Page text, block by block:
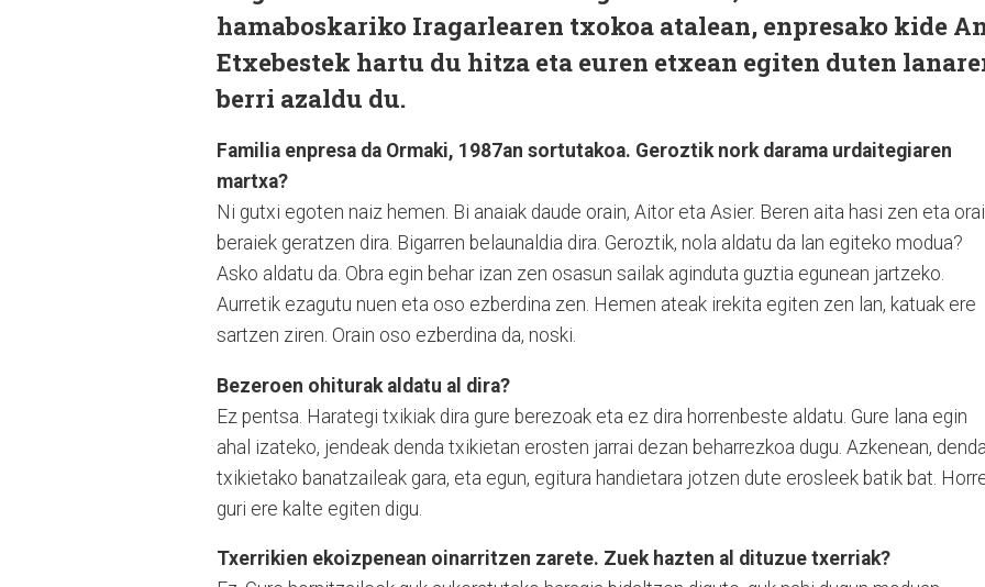
hamaboskariko Iragarlearen txokoa atalean, enpresako kide
Etxebestek hartu du hitza eta euren etxean egiten duten
berri azaldu du.
Familia enpresa da Ormaki, 1987an sortutakoa. Geroztik nork darama urdaitegiaren
martxa?
Ni gutxi egoten naiz hemen. Bi anaiak daude orain, Aitor eta Asier. Beren aita hasi zen eta
beraiek geratzen dira. Bigarren belaunaldia dira. Geroztik, nola aldatu da lan egiteko modua?
Asko aldatu da. Obra egin behar izan zen osasun sailak aginduta guztia egunean jartzeko.
Aurretik ezagutu nuen eta oso ezberdina zen. Hemen ateak irekita egiten zen lan, katuak ere
sartzen ziren. Orain oso ezberdina da, noski.
Bezeroen ohiturak aldatu al dira?
Ez pentsa. Harategi txikiak dira gure berezoak eta ez dira horrenbeste aldatu. Gure lana egin
ahal izateko, jendeak denda txikietan erosten jarrai dezan beharrezkoa dugu. Azkenean,
txikietako banatzaileak gara, eta egun, egitura handietara jotzen dute erosleek batik bat.
guri ere kalte egiten digu.
Txerrikien ekoizpenean oinarritzen zarete. Zuek hazten al dituzue txerriak?